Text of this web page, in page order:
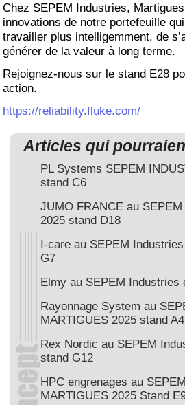
Chez SEPEM Industries,
innovations de notre portefeuille
travailler plus intelligemment, de
générer de la valeur à long terme.
Rejoignez-nous sur le stand E28
action.
https://reliability.fluke.com/
Articles qui
PL Systems SEPEM
stand C6
JUMO FRANCE au
2025 stand D18
I-care au SEPEM
G7
Elmy au SEPEM Industries
Rayonnage System au
MARTIGUES 2025 stand
Rex Nordic au SEPEM
stand G12
HPC engrenages au
MARTIGUES 2025 Stand